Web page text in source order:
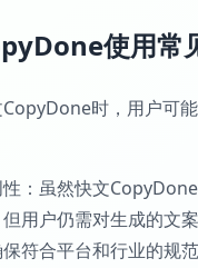
使用常
时，用户可
：虽然快文
用户仍需对生成的文
符合平台和行业的规范